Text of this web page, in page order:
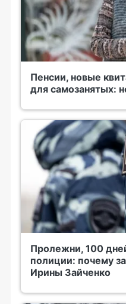
Пенсии, новые
для самозанятых:
Пролежни, 100
полиции: почему
Ирины Зайченко